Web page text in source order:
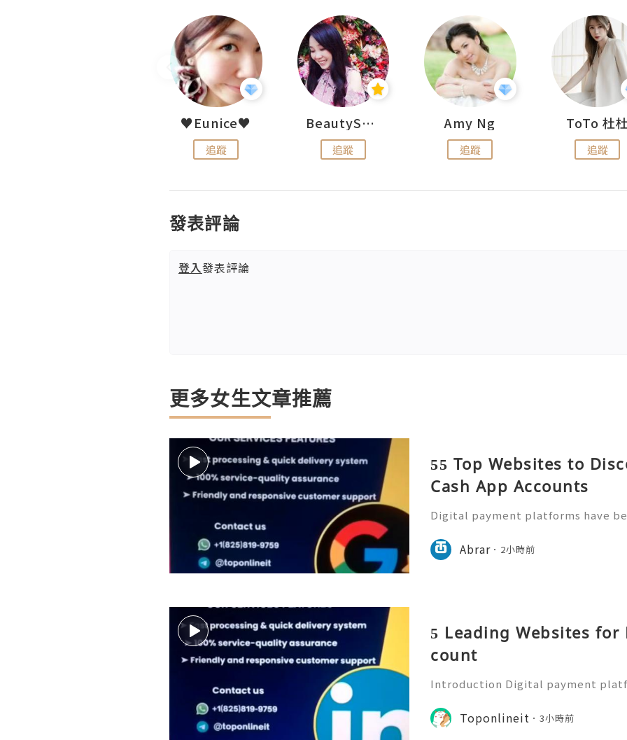
♥Eunice♥
追蹤
BeautySearch
追蹤
Amy Ng
追蹤
ToTo 杜
追蹤
發表評論
登入發表評論
更多女生文章推薦
55 Top Websites to
Cash App Accounts
Digital payment platforms have
features for sending and
secure and properly ver
Abrar 2小時前
5 Leading Websites for
count
Introduction Digital payment
e mobile payment applications to
ments, manage transactions, an
Toponlineit 3小時前